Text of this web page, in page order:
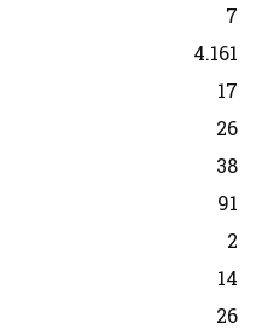
7
4.161
17
26
38
91
2
14
26